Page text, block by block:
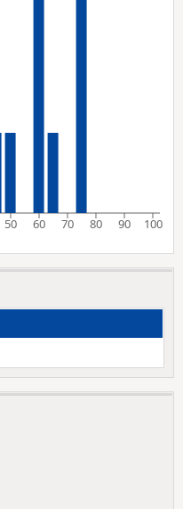
50 60 70 80 90 100